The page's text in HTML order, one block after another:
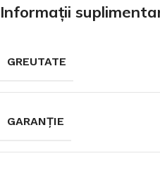
Informații
GREUTATE
GARANȚIE